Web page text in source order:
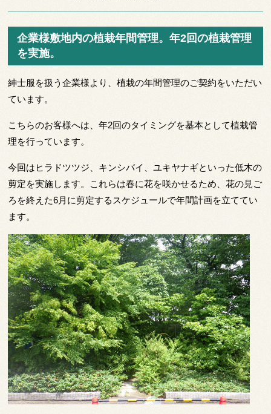
企業様敷地内の植栽年間管理。年2回の植栽管理
を実施。
紳士服を扱う企業様より、植栽の年間管理のご契約をいただい
ています。
こちらのお客様へは、年2回のタイミングを基本として植栽管
理を行っています。
今回はヒラドツツジ、キンシバイ、ユキヤナギといった低木の
剪定を実施します。これらは春に花を咲かせるため、花の見ご
ろを終えた6月に剪定するスケジュールで年間計画を立ててい
ます。